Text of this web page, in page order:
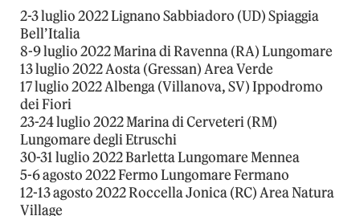
2-3 luglio 2022 Lignano Sabbiadoro (UD) Spiaggia
Bell’Italia
8-9 luglio 2022 Marina di Ravenna (RA) Lungomare
13 luglio 2022 Aosta (Gressan) Area Verde
17 luglio 2022 Albenga (Villanova, SV) Ippodromo
dei Fiori
23-24 luglio 2022 Marina di Cerveteri (RM)
Lungomare degli Etruschi
30-31 luglio 2022 Barletta Lungomare Mennea
5-6 agosto 2022 Fermo Lungomare Fermano
12-13 agosto 2022 Roccella Jonica (RC) Area Natura
Village